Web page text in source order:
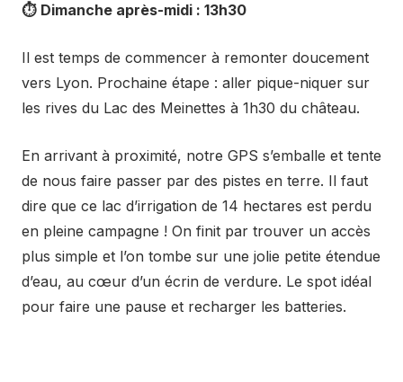
⏱️ Dimanche après-midi : 13h30
Il est temps de commencer à remonter doucement
vers Lyon. Prochaine étape : aller pique-niquer sur
les rives du Lac des Meinettes à 1h30 du château.
En arrivant à proximité, notre GPS s’emballe et tente
de nous faire passer par des pistes en terre. Il faut
dire que ce lac d’irrigation de 14 hectares est perdu
en pleine campagne ! On finit par trouver un accès
plus simple et l’on tombe sur une jolie petite étendue
d’eau, au cœur d’un écrin de verdure. Le spot idéal
pour faire une pause et recharger les batteries.